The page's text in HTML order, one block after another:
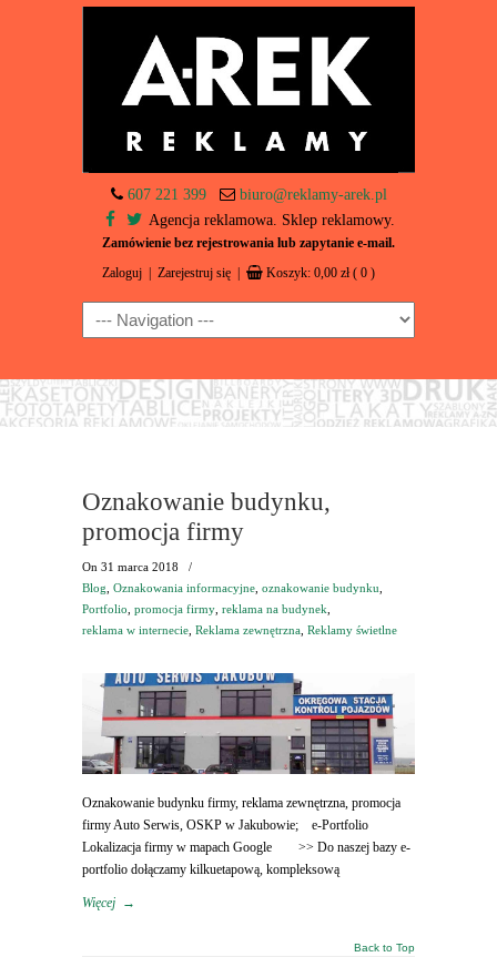
607 221 399
biuro@reklamy-arek.pl
Agencja reklamowa. Sklep reklamowy.
Zamówienie bez rejestrowania lub zapytanie e-mail.
Zaloguj Zarejestruj się Koszyk: 0,00 zł ( 0 )
Navigation
Oznakowanie budynku,
promocja firmy
On 31 marca 2018
/
Blog Oznakowania informacyjne oznakowanie budynku
Portfolio promocja firmy reklama na budynek
reklama w internecie Reklama zewnętrzna Reklamy świetlne
Oznakowanie budynku firmy, reklama zewnętrzna, promocja
firmy Auto Serwis, OSKP w Jakubowie; e-Portfolio
Lokalizacja firmy w mapach Google >> Do naszej bazy e-
portfolio dołączamy kilkuetapową, kompleksową
Więcej →
Back to Top